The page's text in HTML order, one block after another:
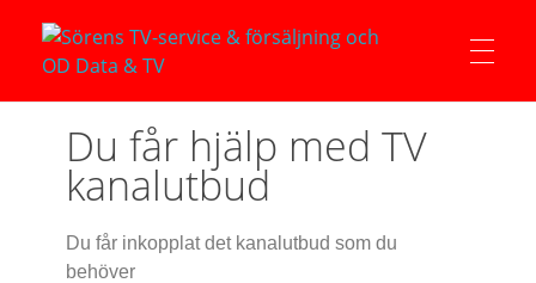
Du får hjälp med TV
kanalutbud
Du får inkopplat det kanalutbud som du
behöver